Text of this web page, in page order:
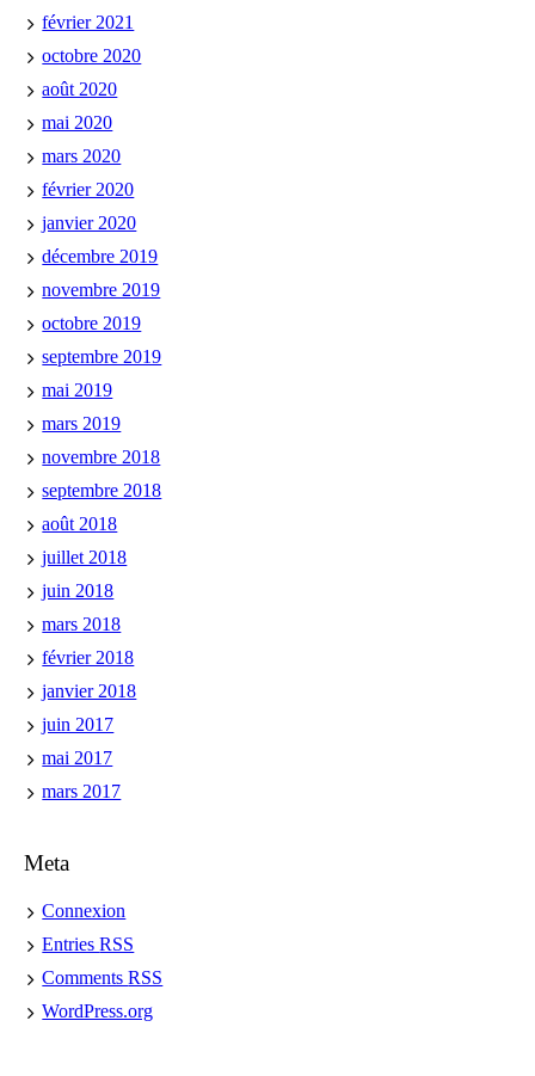
février 2021
octobre 2020
août 2020
mai 2020
mars 2020
février 2020
janvier 2020
décembre 2019
novembre 2019
octobre 2019
septembre 2019
mai 2019
mars 2019
novembre 2018
septembre 2018
août 2018
juillet 2018
juin 2018
mars 2018
février 2018
janvier 2018
juin 2017
mai 2017
mars 2017
Meta
Connexion
EntriesRSS
CommentsRSS
WordPress.org